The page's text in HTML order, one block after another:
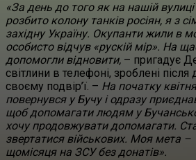
«За день до того як на нашій
розбито колону танків росіян, я з
західну Україну. Окупанти жили в
особисто відчув «рускій мір». На
допомогли відновити, – пригадує
світлини в телефоні, зроблені після
своєму подвір’ї. – На початку
повернувся у Бучу і одразу
щоб допомагати людям у
хочу продовжувати допомагати.
звертатися військових. Моя мета –
щомісяця на ЗСУ без донатів».